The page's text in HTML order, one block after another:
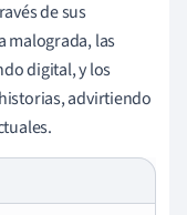
de sus
malograda, las
digital, y los
advirtiendo